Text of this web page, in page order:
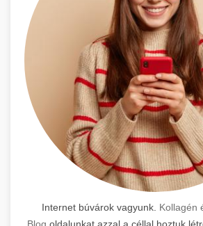
Internet búvárok vagyunk. Kollagén